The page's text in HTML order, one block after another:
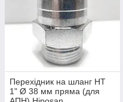
Перехідник на шланг НТ
1" Ø 38 мм пряма (для